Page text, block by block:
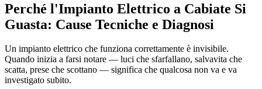
Perché l'Impianto Elettrico a Cabiate Si
Guasta: Cause Tecniche e Diagnosi
Un impianto elettrico che funziona correttamente è invisibile.
Quando inizia a farsi notare — luci che sfarfallano, salvavita che
scatta, prese che scottano — significa che qualcosa non va e va
investigato subito.